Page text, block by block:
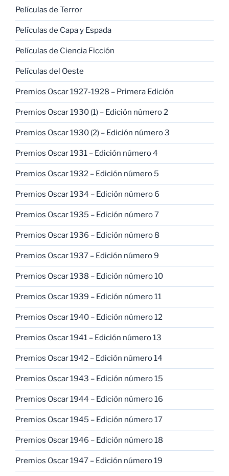
Películas de Terror
Películas de Capa y Espada
Películas de Ciencia Ficción
Películas del Oeste
Premios Oscar 1927-1928 – Primera Edición
Premios Oscar 1930 (1) – Edición número 2
Premios Oscar 1930 (2) – Edición número 3
Premios Oscar 1931 – Edición número 4
Premios Oscar 1932 – Edición número 5
Premios Oscar 1934 – Edición número 6
Premios Oscar 1935 – Edición número 7
Premios Oscar 1936 – Edición número 8
Premios Oscar 1937 – Edición número 9
Premios Oscar 1938 – Edición número 10
Premios Oscar 1939 – Edición número 11
Premios Oscar 1940 – Edición número 12
Premios Oscar 1941 – Edición número 13
Premios Oscar 1942 – Edición número 14
Premios Oscar 1943 – Edición número 15
Premios Oscar 1944 – Edición número 16
Premios Oscar 1945 – Edición número 17
Premios Oscar 1946 – Edición número 18
Premios Oscar 1947 – Edición número 19